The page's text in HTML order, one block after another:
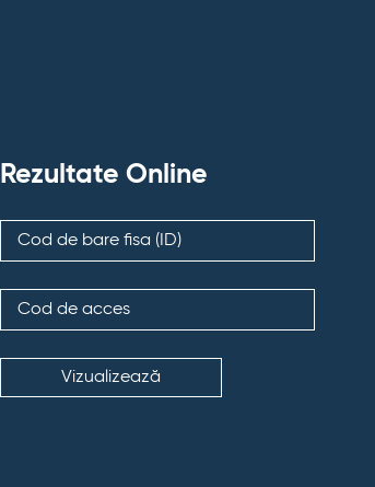
Rezultate Online
Vizualizează